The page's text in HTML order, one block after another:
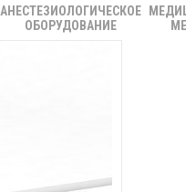
АНЕСТЕЗИОЛОГИЧЕСКОЕ
ОБОРУДОВАНИЕ